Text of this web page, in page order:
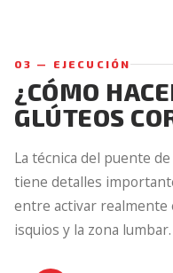
03 — EJECUCIÓN
¿CÓMO
GLÚTEOS
La técnica del puente
tiene detalles
entre activar realmente
isquios y la zona lumbar.